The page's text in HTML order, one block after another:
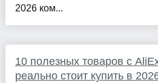
2026 ком...
10 полезных товаров с
реально стоит купить в